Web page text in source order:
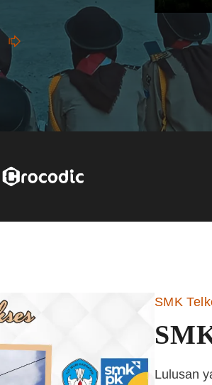
SMK
Lulusan